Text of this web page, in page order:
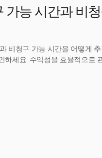
가능 시간과 비
비청구 가능 시간을 어떻게
하세요. 수익성을 효율적으로